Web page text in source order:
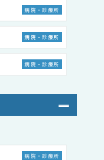
病院・診療所
病院・診療所
病院・診療所
病院・診療所